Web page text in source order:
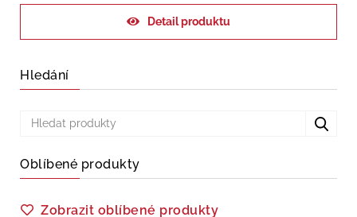
Detail produktu
Hledání
Oblíbené produkty
Zobrazit oblíbené produkty